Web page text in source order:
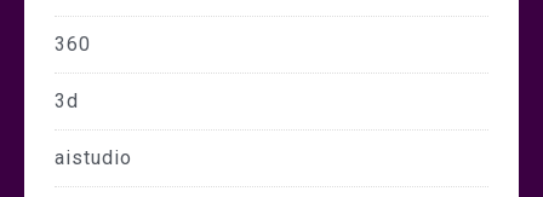
360
3d
aistudio